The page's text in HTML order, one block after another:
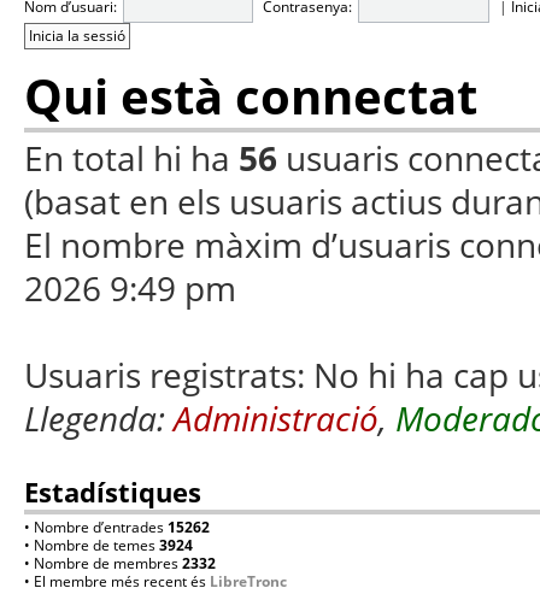
Nom d’usuari: Contrasenya: |
Qui està connectat
En total hi ha 56 usuaris
(basat en els usuaris actius
El nombre màxim d’usuaris
2026 9:49 pm
Usuaris registrats: No hi ha cap
Llegenda:Administració,
Estadístiques
• Nombre d’entrades 15262
• Nombre de temes3924
• Nombre de membres2332
• El membre més recent és LibreTronc